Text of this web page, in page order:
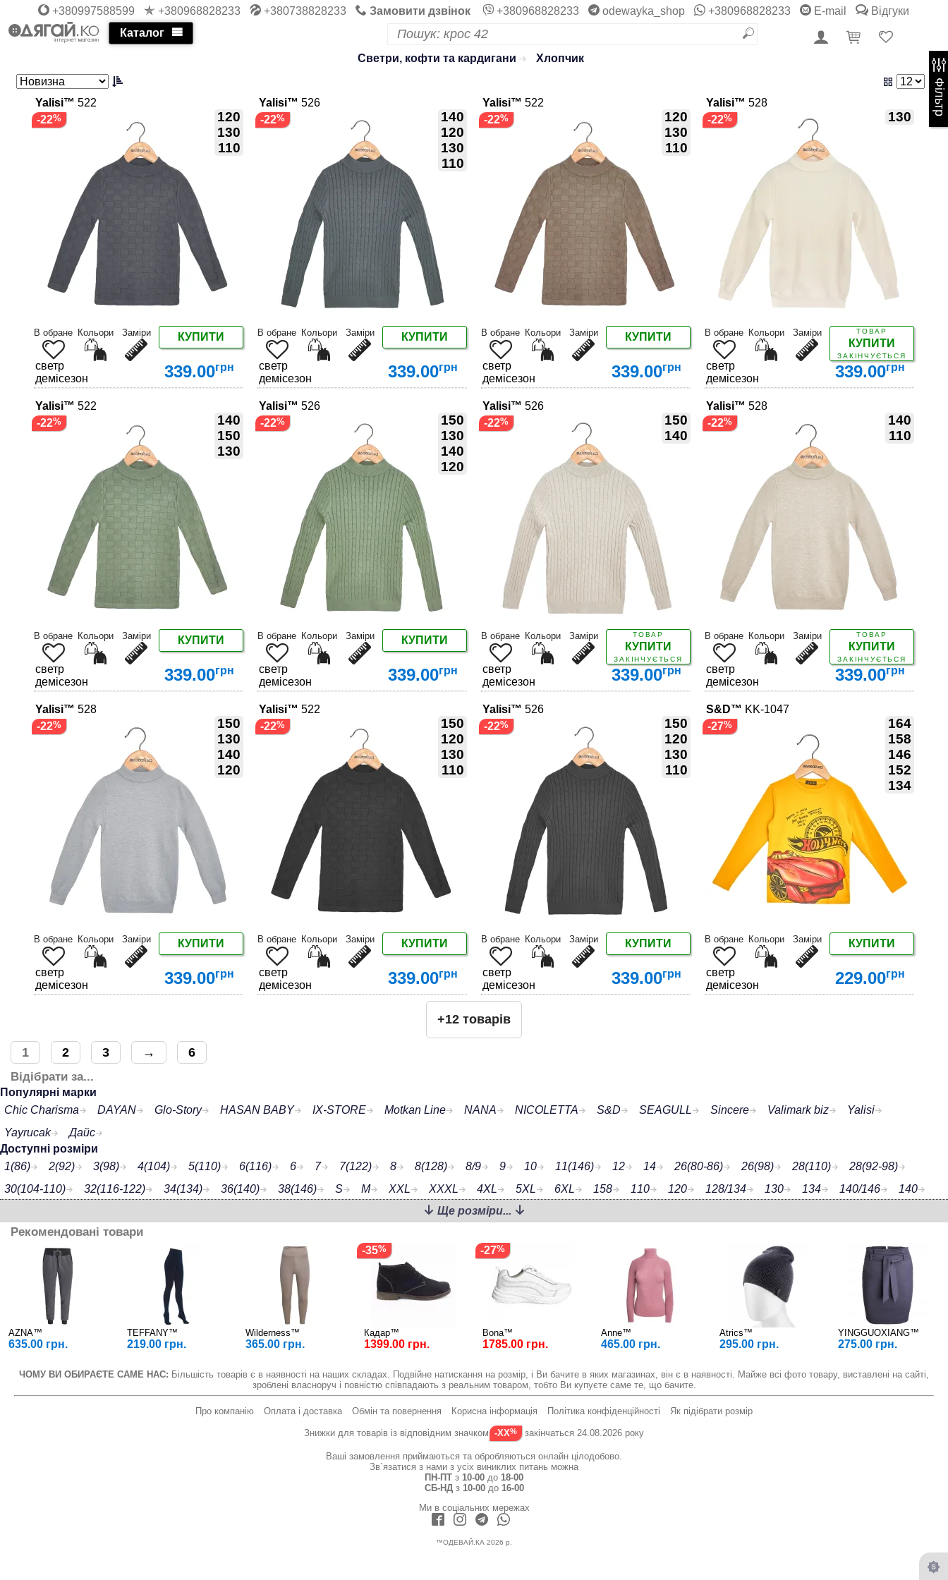
+380997588599 +380968828233 +380738828233 Замовити дзвінок +380968828233 odewayka_shop +380968828233 E-mail
Відгуки
Каталог
Фільтр
Светри, кофти та кардигани Хлопчик
Yalisi™ 522
120
130
110
В обране Кольори Заміри КУПИТИ
светр
демісезон
339.00грн
-22
ДЕТАЛЬНІШЕ
Yalisi™ 526
140
120
130
110
В обране Кольори Заміри КУПИТИ
светр
демісезон
339.00грн
-22
ДЕТАЛЬНІШЕ
Yalisi™ 522
120
130
110
В обране Кольори Заміри КУПИТИ
светр
демісезон
339.00грн
-22
ДЕТАЛЬНІШЕ
Yalisi™ 528
130
В обране Кольори Заміри ТОВАР
КУПИТИ
ЗАКІНЧУЄТЬСЯ
светр
демісезон
339.00грн
-22
ДЕТАЛЬНІШЕ
Yalisi™ 522
140
150
130
В обране Кольори Заміри КУПИТИ
светр
демісезон
339.00грн
-22
ДЕТАЛЬНІШЕ
Yalisi™ 526
150
130
140
120
В обране Кольори Заміри КУПИТИ
светр
демісезон
339.00грн
-22
ДЕТАЛЬНІШЕ
Yalisi™ 526
150
140
В обране Кольори Заміри ТОВАР
КУПИТИ
ЗАКІНЧУЄТЬСЯ
светр
демісезон
339.00грн
-22
ДЕТАЛЬНІШЕ
Yalisi™ 528
140
110
В обране Кольори Заміри ТОВАР
КУПИТИ
ЗАКІНЧУЄТЬСЯ
светр
демісезон
339.00грн
-22
ДЕТАЛЬНІШЕ
Yalisi™ 528
150
130
140
120
В обране Кольори Заміри КУПИТИ
светр
демісезон
339.00грн
-22
Yalisi™ 522
150
120
130
110
В обране Кольори Заміри КУПИТИ
светр
демісезон
339.00грн
-22
Yalisi™ 526
150
120
130
110
В обране Кольори Заміри КУПИТИ
светр
демісезон
339.00грн
-22
S&D™ KK-1047
164
158
146
152
134
В обране Кольори Заміри КУПИТИ
светр
демісезон
229.00грн
-27
+12 товарів
1 2 3 →
6
Відібрати за...
Популярні марки
Chic Charisma
DAYAN Glo-Story HASAN BABY IX-STORE Motkan Line NANA NICOLETTA S&D SEAGULL Sincere Valimark biz
Yalisi
Yayrucak
Дайс
Доступні розміри
1(86)
2(92) 3(98) 4(104) 5(110) 6(116) 6 7 7(122) 8 8(128) 8/9 9 10 11(146) 12 14 26(80-86) 26(98) 28(110)
28(92-98)
30(104-110)
32(116-122) 34(134) 36(140) 38(146) S M XXL XXXL 4XL 5XL 6XL 158 110 120 128/134 130 134 140/146
140
Ще розміри...
Рекомендовані товари
AZNA™
635.00 грн.
TEFFANY™
219.00 грн.
Wilderness™
365.00 грн.
-35
Кадар™
1399.00 грн.
-27
Bona™
1785.00 грн.
Anne™
465.00 грн.
Atrics™
295.00 грн.
YINGGUOXIANG™
275.00 грн.
ЧОМУ ВИ ОБИРАЄТЕ САМЕ НАС: Більшість товарів є в наявності на наших складах. Подвійне натискання на розмір, і Ви бачите в яких магазинах, він є в наявності. Майже всі фото товару, виставлені на сайті,
зроблені власноруч і повністю співпадають з реальним товаром, тобто Ви купуєте саме те, що бачите.
Про компанію Оплата і доставка Обмін та повернення Корисна інформація Політика конфіденційності Як підібрати розмір
Знижки для товарів із відповідним значком -XX закінчаться 24.08.2026 року
Ваші замовлення приймаються та обробляються онлайн цілодобово.
Зв`язатися з нами з усіх виниклих питань можна
ПН-ПТ з 10-00 до 18-00
СБ-НДз 10-00до 16-00
Ми в соціальних мережах
™ОДЕВАЙ.КА 2026 р.